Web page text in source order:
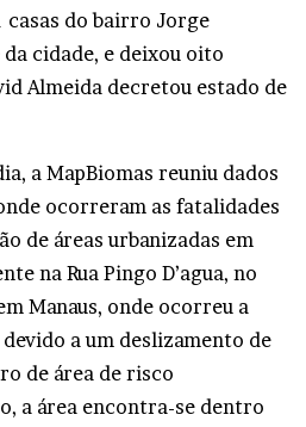
casas do bairro Jorge
cidade, e deixou oito
Almeida decretou estado de
a MapBiomas reuniu dados
ocorreram as fatalidades
de áreas urbanizadas em
na Rua Pingo D’agua, no
Manaus, onde ocorreu a
a um deslizamento de
de área de risco
a área encontra-se dentro